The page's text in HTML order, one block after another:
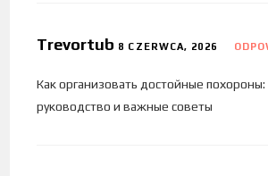
Trevortub 8 CZERWCA, 2026
Как организовать достойные
руководство и важные советы